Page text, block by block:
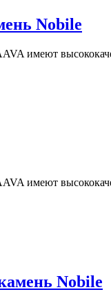
Nobile
имеют
имеют
Nobile